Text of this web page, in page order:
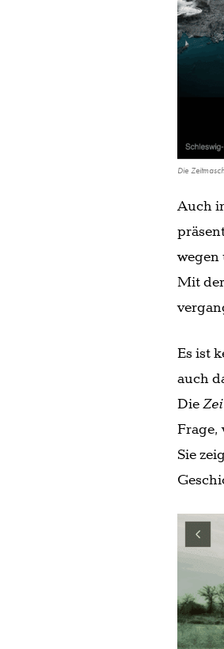
Die
Auch
wegen
Mit
Es ist
auch
Die
Frage,
Sie